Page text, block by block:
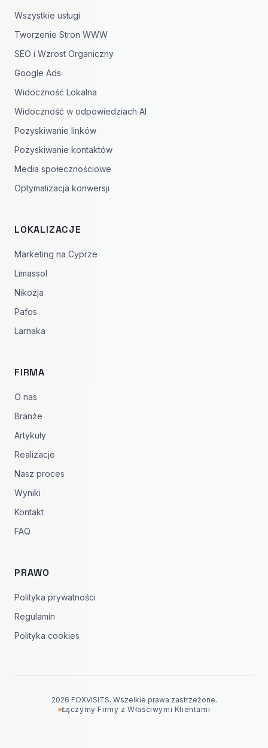
Wszystkie usługi
Tworzenie Stron WWW
SEO i Wzrost Organiczny
Google Ads
Widoczność Lokalna
Widoczność w odpowiedziach AI
Pozyskiwanie linków
Pozyskiwanie kontaktów
Media społecznościowe
Optymalizacja konwersji
LOKALIZACJE
Marketing na Cyprze
Limassol
Nikozja
Pafos
Larnaka
FIRMA
O nas
Branże
Artykuły
Realizacje
Nasz proces
Wyniki
Kontakt
FAQ
PRAWO
Polityka prywatności
Regulamin
Polityka cookies
2026 FOXVISITS. Wszelkie prawa zastrzeżone.
Łączymy Firmy z Właściwymi Klientami